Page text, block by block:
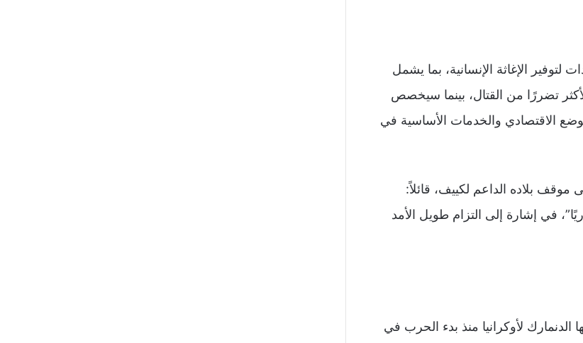
الإغاثة الإنسانية، بما يشمل
تضررًا من القتال، بينما سيخصص
الاقتصادي والخدمات الأساسية في
بلاده الداعم لكييف، قائلاً:
في إشارة إلى التزام طويل الأمد
الدنمارك لأوكرانيا منذ بدء الحرب في